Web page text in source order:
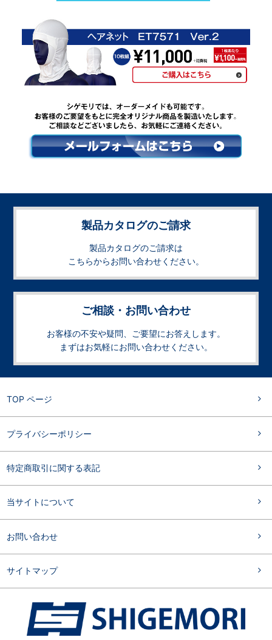
製品カタログのご請求
製品カタログのご請求は
こちらからお問い合わせください。
ご相談・お問い合わせ
お客様の不安や疑問、ご要望にお答えします。
まずはお気軽にお問い合わせください。
TOP ページ
プライバシーポリシー
特定商取引に関する表記
当サイトについて
お問い合わせ
サイトマップ